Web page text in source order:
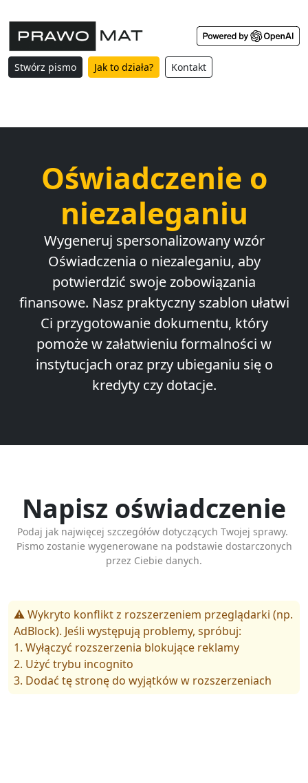
Stwórz pismo Jak to działa? Kontakt
Oświadczenie o
niezaleganiu
Wygeneruj spersonalizowany wzór
Oświadczenia o niezaleganiu, aby
potwierdzić swoje zobowiązania
finansowe. Nasz praktyczny szablon ułatwi
Ci przygotowanie dokumentu, który
pomoże w załatwieniu formalności w
instytucjach oraz przy ubieganiu się o
kredyty czy dotacje.
Napisz oświadczenie
Podaj jak najwięcej szczegółów dotyczących Twojej sprawy.
Pismo zostanie wygenerowane na podstawie dostarczonych
przez Ciebie danych.
⚠️ Wykryto konflikt z rozszerzeniem przeglądarki (np.
AdBlock). Jeśli występują problemy, spróbuj:
1. Wyłączyć rozszerzenia blokujące reklamy
2. Użyć trybu incognito
3. Dodać tę stronę do wyjątków w rozszerzeniach